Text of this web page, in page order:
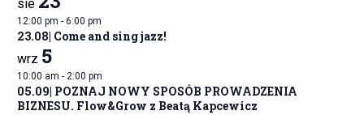
sie
12:00 pm - 6:00 pm
23.08| Come and sing jazz!
wrz 5
10:00 am - 2:00 pm
05.09| POZNAJ NOWY SPOSÓB PROWADZENIA
BIZNESU. Flow&Grow z Beatą Kapcewicz